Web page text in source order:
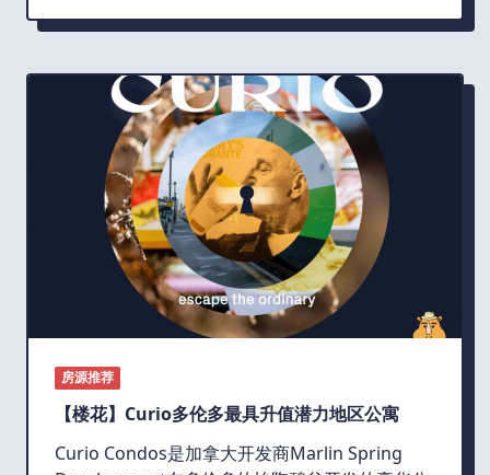
房源推荐
【楼花】Curio多伦多最具升值潜力地区公寓
Curio Condos是加拿大开发商Marlin Spring